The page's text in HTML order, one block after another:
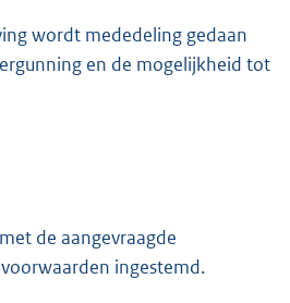
wordt mededeling gedaan
en de mogelijkheid tot
de aangevraagde
ingestemd.